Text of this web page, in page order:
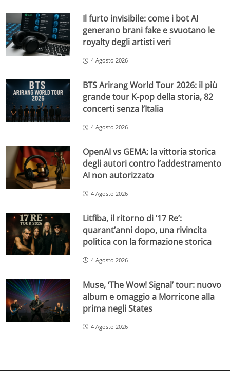
Il furto invisibile: come i bot AI
generano brani fake e svuotano le
royalty degli artisti veri
4 Agosto 2026
BTS Arirang World Tour 2026: il più
grande tour K-pop della storia, 82
concerti senza l’Italia
4 Agosto 2026
OpenAI vs GEMA: la vittoria storica
degli autori contro l’addestramento
AI non autorizzato
4 Agosto 2026
Litfiba, il ritorno di ’17 Re’:
quarant’anni dopo, una rivincita
politica con la formazione storica
4 Agosto 2026
Muse, ‘The Wow! Signal’ tour: nuovo
album e omaggio a Morricone alla
prima negli States
4 Agosto 2026